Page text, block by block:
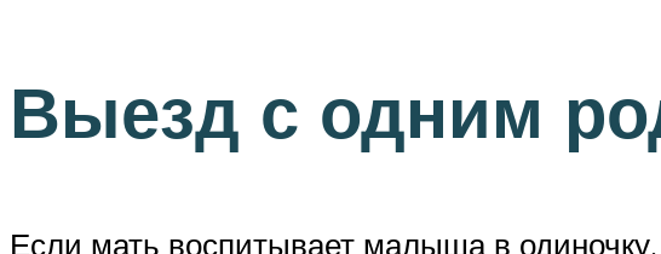
Выезд с одним
Если мать воспитывает малыша в